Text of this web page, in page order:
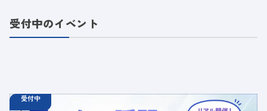
受付中のイベント
受付中
オフラインイベント 18:30 - 20:00